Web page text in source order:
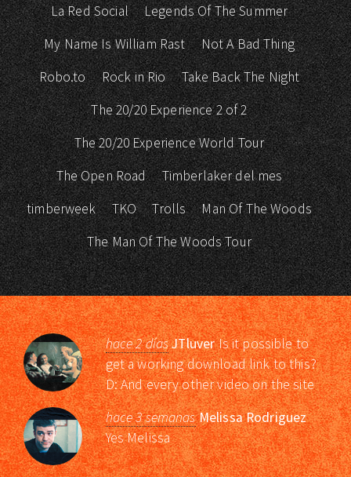
La Red Social
Legends Of The Summer
My Name Is William Rast
Not A Bad Thing
Robo.to
Rock in Rio
Take Back The Night
The 20/20 Experience 2 of 2
The 20/20 Experience World Tour
The Open Road
Timberlaker del mes
timberweek
TKO Trolls
Man Of The Woods
The Man Of The Woods Tour
hace 2 díasJTluverIs it possible to
get a working download link to this?
D: And every other video on the site
hace 3 semanasMelissa Rodriguez
Yes Melissa